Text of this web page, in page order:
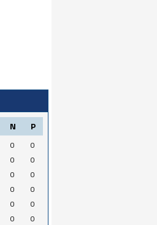
N P
0
0
0
0
0
0
0
0
0
0
0
0